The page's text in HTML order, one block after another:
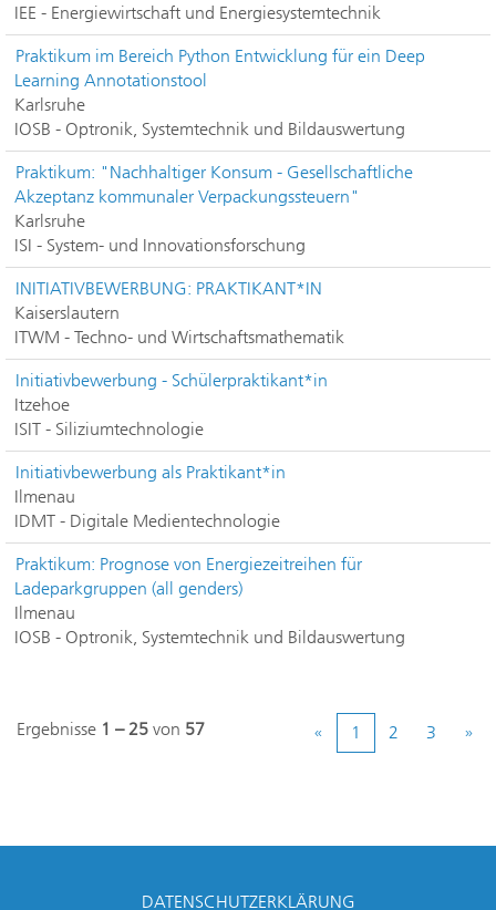
IEE - Energiewirtschaft und Energiesystemtechnik
Praktikum im Bereich Python Entwicklung für ein Deep
Learning Annotationstool
Karlsruhe
IOSB - Optronik, Systemtechnik und Bildauswertung
Praktikum: "Nachhaltiger Konsum - Gesellschaftliche
Akzeptanz kommunaler Verpackungssteuern"
Karlsruhe
ISI - System- und Innovationsforschung
INITIATIVBEWERBUNG: PRAKTIKANT*IN
Kaiserslautern
ITWM - Techno- und Wirtschaftsmathematik
Initiativbewerbung - Schülerpraktikant*in
Itzehoe
ISIT - Siliziumtechnologie
Initiativbewerbung als Praktikant*in
Ilmenau
IDMT - Digitale Medientechnologie
Praktikum: Prognose von Energiezeitreihen für
Ladeparkgruppen (all genders)
Ilmenau
IOSB - Optronik, Systemtechnik und Bildauswertung
Ergebnisse 1 – 25 von 57 « 1 2 3 »
DATENSCHUTZERKLÄRUNG